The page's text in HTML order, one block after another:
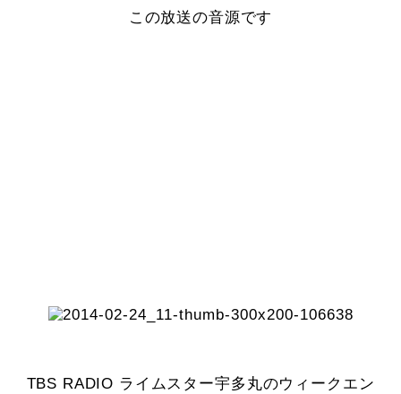
この放送の音源です
TBS RADIO ライムスター宇多丸のウィークエン